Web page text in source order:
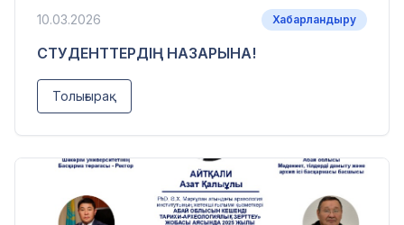
10.03.2026 Хабарландыру
СТУДЕНТТЕРДІҢ НАЗАРЫНА!
Толығырақ